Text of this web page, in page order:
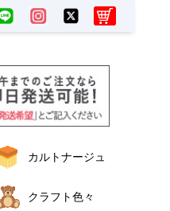
カルトナージュ
クラフト色々